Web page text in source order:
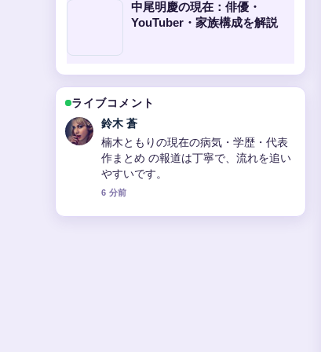
中尾明慶の現在：俳優・
YouTuber・家族構成を解説
ライブコメント
鈴木 蒼
楠木ともりの現在の病気・学歴・代表
作まとめ の報道は丁寧で、流れを追い
やすいです。
6 分前